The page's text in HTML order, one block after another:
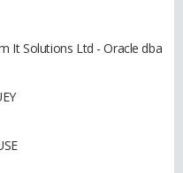
It Solutions Ltd - Oracle dba